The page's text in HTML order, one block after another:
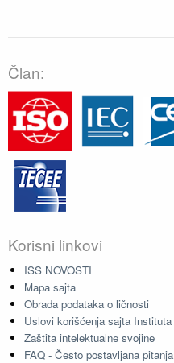
Član:
Korisni linkovi
ISS NOVOSTI
Mapa sajta
Obrada podataka o ličnosti
Uslovi korišćenja sajta Instituta
Zaštita intelektualne svojine
FAQ - Često postavljana pitanja